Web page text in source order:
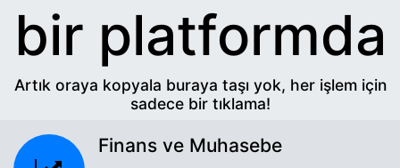
bir platformda
Artık oraya kopyala buraya taşı yok, her işlem için
sadece bir tıklama!
Finans ve Muhasebe